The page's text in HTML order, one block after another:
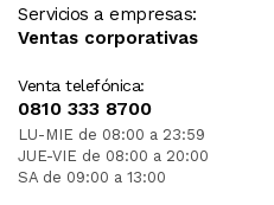
Servicios a empresas:
Ventas corporativas
Venta telefónica:
0810 333 8700
LU-MIE de 08:00 a 23:59
JUE-VIE de 08:00 a 20:00
SA de 09:00 a 13:00